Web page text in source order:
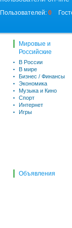
Пользователей: 0
Мировые и
Российские
В России
В мире
Бизнес / Финансы
Экономика
Музыка и Кино
Спорт
Интернет
Игры
Объявления